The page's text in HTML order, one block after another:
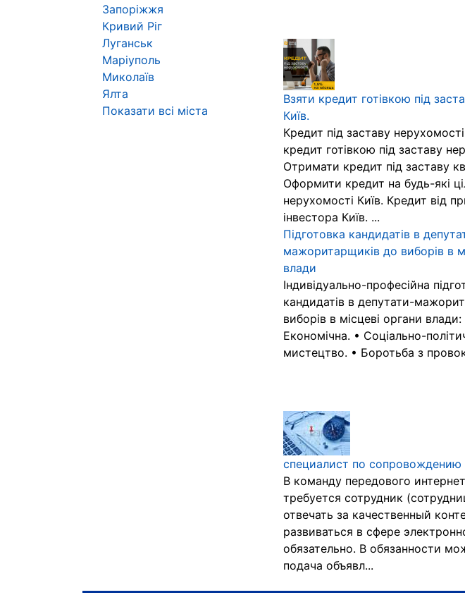
Взяти кредит готівкою під
Київ.
Кредит під заставу
кредит готівкою під заставу
Отримати кредит під заставу
Оформити кредит на будь-які
нерухомості Київ. Кредит від
інвестора Київ. ...
Підготовка кандидатів в
мажоритарщиків до виборів в
влади
Індивідуально-професійна
кандидатів в депутати-
виборів в місцеві органи
Економічна. • Соціально-
мистецтво. • Боротьба з
специалист по
В команду передового
требуется сотрудник
отвечать за качественный
развиваться в сфере
обязательно. В обязанности
подача объявл...
Запоріжжя
Кривий Ріг
Луганськ
Маріуполь
Миколаїв
Ялта
Показати всі міста